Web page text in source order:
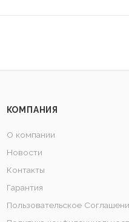
КОМПАНИЯ
О компании
Новости
Контакты
Гарантия
Пользовательское